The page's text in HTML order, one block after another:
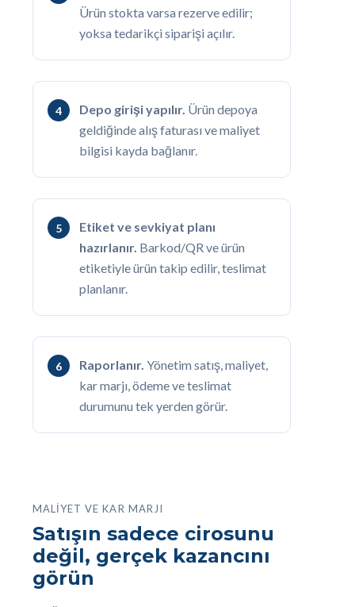
Ürün stokta varsa rezerve edilir;
yoksa tedarikçi siparişi açılır.
Depo girişi yapılır. Ürün depoya
geldiğinde alış faturası ve maliyet
bilgisi kayda bağlanır.
Etiket ve sevkiyat planı
hazırlanır. Barkod/QR ve ürün
etiketiyle ürün takip edilir, teslimat
planlanır.
Raporlanır. Yönetim satış, maliyet,
kar marjı, ödeme ve teslimat
durumunu tek yerden görür.
MALIYET VE KAR MARJI
Satışın sadece cirosunu
değil, gerçek kazancını
görün